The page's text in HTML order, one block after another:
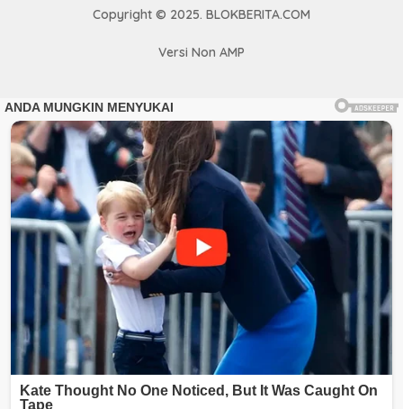
Copyright © 2025. BLOKBERITA.COM
Versi Non AMP